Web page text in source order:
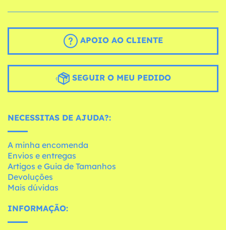
APOIO AO CLIENTE
SEGUIR O MEU PEDIDO
NECESSITAS DE AJUDA?:
A minha encomenda
Envios e entregas
Artigos e Guia de Tamanhos
Devoluções
Mais dúvidas
INFORMAÇÃO: